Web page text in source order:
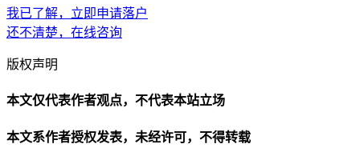
我已了解，立即申请落户
还不清楚，在线咨询
版权声明
本文仅代表作者观点，不代表本站立场
本文系作者授权发表，未经许可，不得转载